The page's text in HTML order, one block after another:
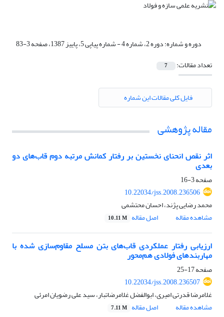
دوره و شماره:دوره 2، شماره 4 - شماره پیاپی 5، پاییز 1387، صفحه 3-83
تعداد مقالات:
7
فایل کلی مقالات این شماره
مقاله پژوهشی
اثر نقص انحنای نخستین بر رفتار کمانش مرتبه دوم قاب‌های دو
بعدی
صفحه3-16
10.22034/jss.2008.236506
محمد رضایی پژند، احسان محتشمی
مشاهده مقاله
اصل مقاله 10.11 M
ارزیابی رفتار عملکردی قاب‌های بتن مسلح مقاوم‌سازی شده با
مهاربندهای فولادی هم‌محور
صفحه17-25
10.22034/jss.2008.236507
غلامرضا قدرتی امیری، ابوالفضل غلامرضاتبار، سید علی رضویان امرئی
مشاهده مقاله
اصل مقاله 7.11 M